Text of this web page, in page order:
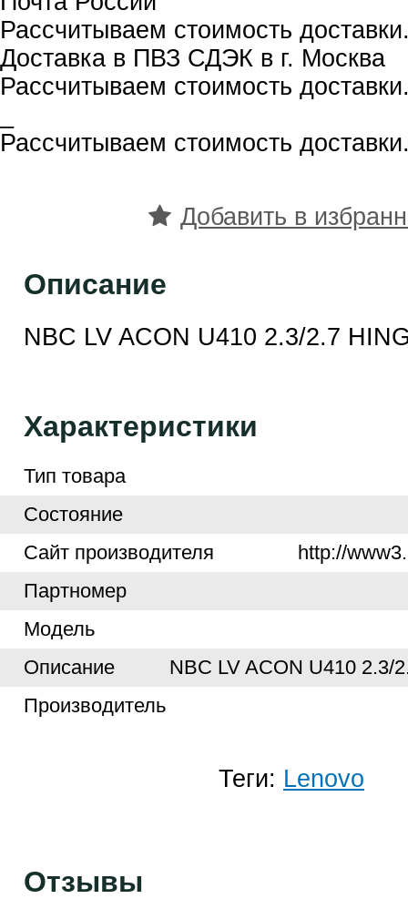
Рассчитываем стоимость
Доставка в ПВЗ СДЭК в г. Москва
Рассчитываем стоимость
Рассчитываем стоимость
Добавить в
Описание
NBC LV ACON U410 2.3/2.7
Характеристики
Тип товара
Cостояние
Cайт производителя
http://
Партномер
Модель
Описание
NBC LV ACON U410 2.3/
Производитель
Теги: Lenovo
Отзывы